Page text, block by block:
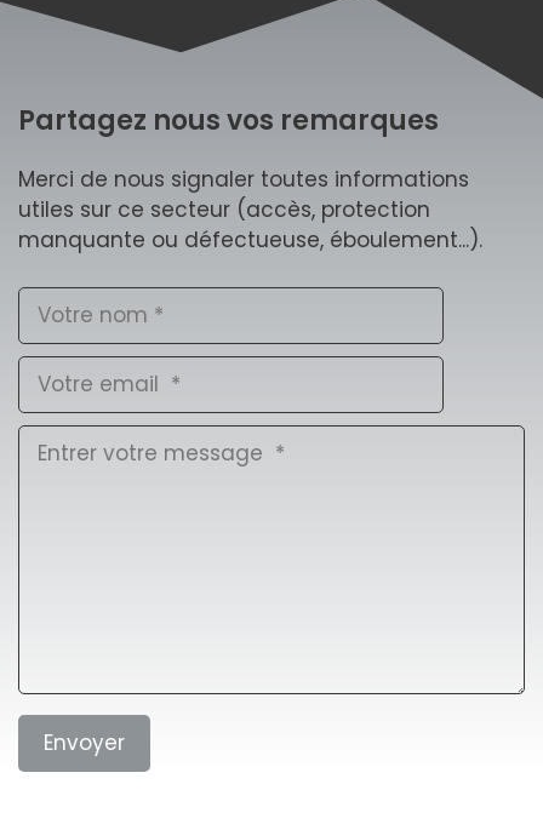
Partagez nous vos remarques
Merci de nous signaler toutes informations
utiles sur ce secteur (accès, protection
manquante ou défectueuse, éboulement...).